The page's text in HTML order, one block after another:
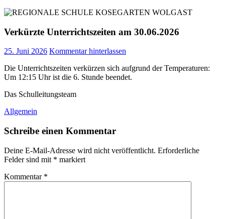
Verkürzte Unterrichtszeiten am 30.06.2026
25. Juni 2026 Kommentar hinterlassen
Die Unterrichtszeiten verkürzen sich aufgrund der Temperaturen:
Um 12:15 Uhr ist die 6. Stunde beendet.
Das Schulleitungsteam
Allgemein
Schreibe einen Kommentar
Deine E-Mail-Adresse wird nicht veröffentlicht. Erforderliche
Felder sind mit * markiert
Kommentar *